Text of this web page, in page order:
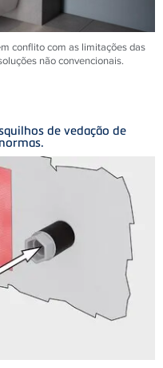
conflito com as limitações das
não convencionais.
de vedação de